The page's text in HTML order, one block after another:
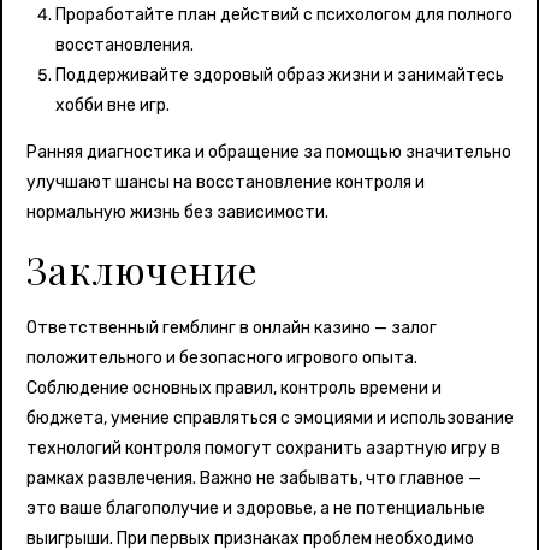
Проработайте план действий с психологом для полного
восстановления.
Поддерживайте здоровый образ жизни и занимайтесь
хобби вне игр.
Ранняя диагностика и обращение за помощью значительно
улучшают шансы на восстановление контроля и
нормальную жизнь без зависимости.
Заключение
Ответственный гемблинг в онлайн казино — залог
положительного и безопасного игрового опыта.
Соблюдение основных правил, контроль времени и
бюджета, умение справляться с эмоциями и использование
технологий контроля помогут сохранить азартную игру в
рамках развлечения. Важно не забывать, что главное —
это ваше благополучие и здоровье, а не потенциальные
выигрыши. При первых признаках проблем необходимо